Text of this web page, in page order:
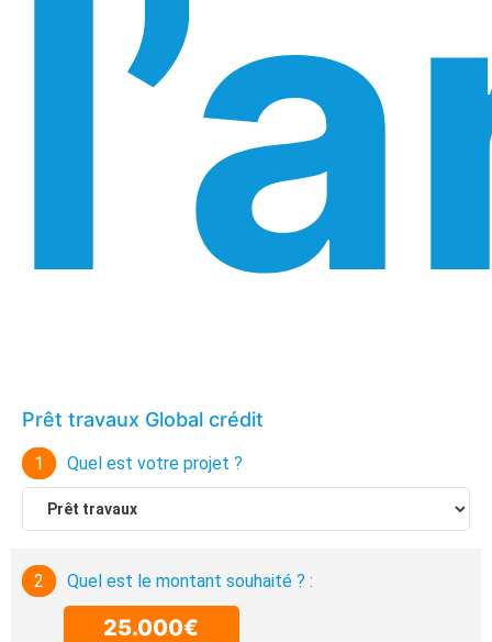
Prêt travaux Global crédit
1 Quel est votre projet ?
2 Quel est le montant souhaité ? :
25.000€